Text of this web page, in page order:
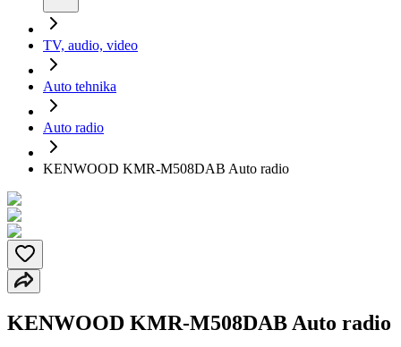
TV, audio, video
Auto tehnika
Auto radio
KENWOOD KMR-M508DAB Auto radio
KENWOOD KMR-M508DAB Auto radio